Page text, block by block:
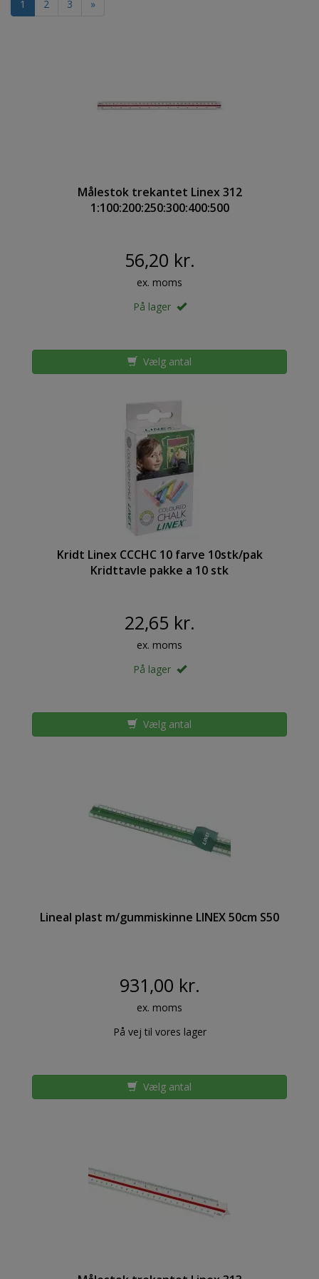
1
2 3 »
Målestok trekantet Linex 312
1:100:200:250:300:400:500
56,20 kr.
ex. moms
På lager
Vælg antal
Kridt Linex CCCHC 10 farve 10stk/pak
Kridttavle pakke a 10 stk
22,65 kr.
ex. moms
På lager
Vælg antal
Lineal plast m/gummiskinne LINEX 50cm S50
931,00 kr.
ex. moms
På vej til vores lager
Vælg antal